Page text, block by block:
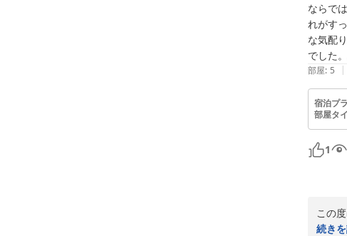
お部
の温
春に
ぜひ
また
この
2026-
ならで
れがす
な気配
でした
部屋: 5 |
宿泊プ
部屋タ
1
この
続き